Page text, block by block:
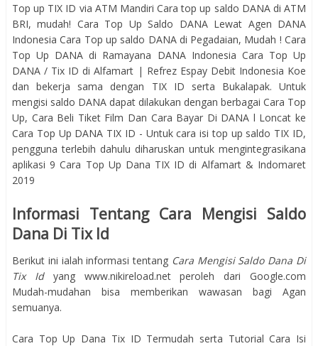
Top up TIX ID via ATM Mandiri Cara top up saldo DANA di ATM
BRI, mudah! Cara Top Up Saldo DANA Lewat Agen DANA
Indonesia Cara Top up saldo DANA di Pegadaian, Mudah ! Cara
Top Up DANA di Ramayana DANA Indonesia Cara Top Up
DANA / Tix ID di Alfamart | Refrez Espay Debit Indonesia Koe
dan bekerja sama dengan TIX ID serta Bukalapak. Untuk
mengisi saldo DANA dapat dilakukan dengan berbagai Cara Top
Up, Cara Beli Tiket Film Dan Cara Bayar Di DANA l Loncat ke
Cara Top Up DANA TIX ID - Untuk cara isi top up saldo TIX ID,
pengguna terlebih dahulu diharuskan untuk mengintegrasikana
aplikasi 9 Cara Top Up Dana TIX ID di Alfamart & Indomaret
2019
Informasi Tentang Cara Mengisi Saldo
Dana Di Tix Id
Berikut ini ialah informasi tentang Cara Mengisi Saldo Dana Di
Tix Id yang www.nikireload.net peroleh dari Google.com
Mudah-mudahan bisa memberikan wawasan bagi Agan
semuanya.
Cara Top Up Dana Tix ID Termudah serta Tutorial Cara Isi